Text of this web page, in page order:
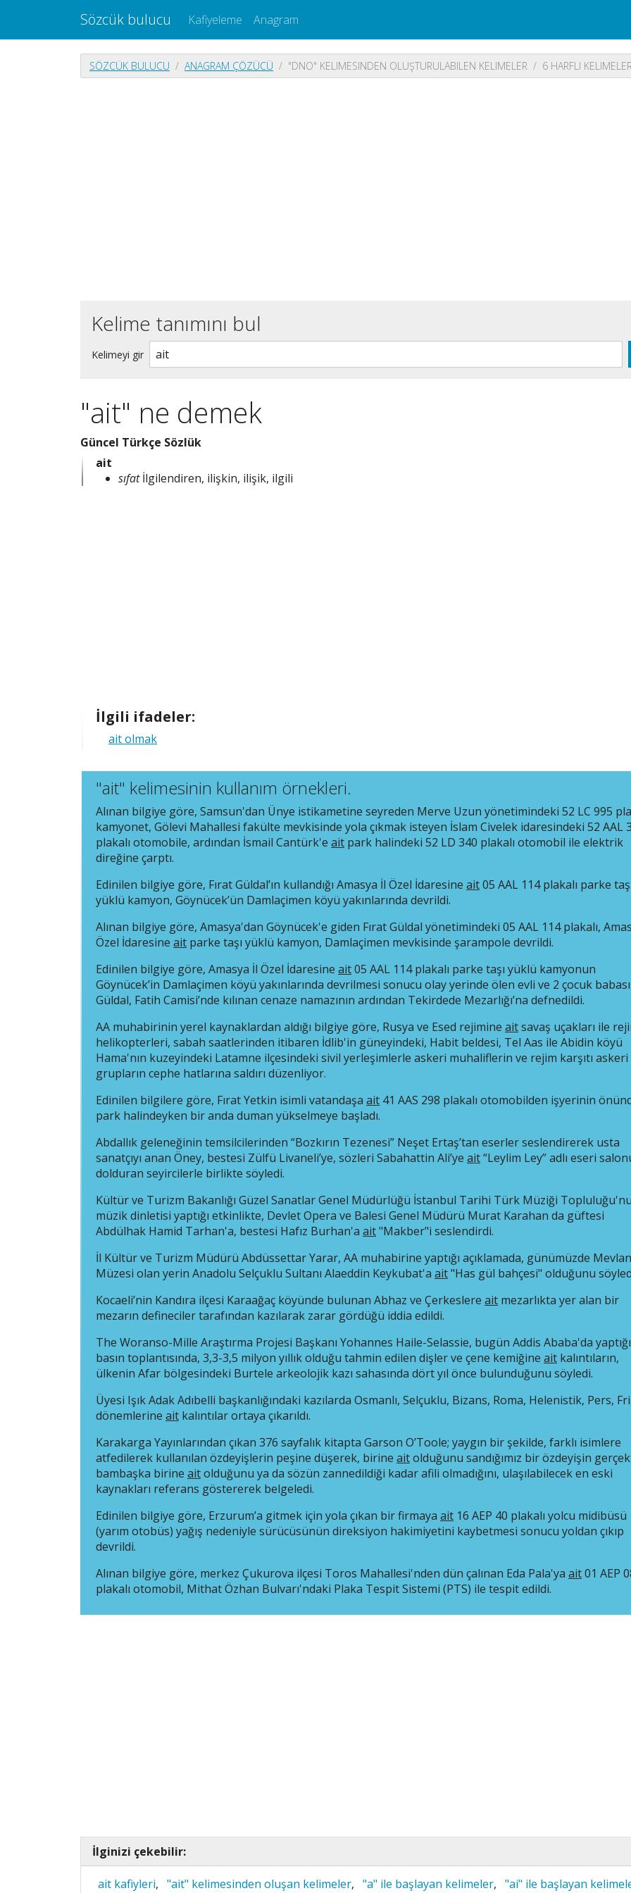
Sözcük bulucu Kafiyeleme Anagram
SÖZCÜK BULUCU ANAGRAM ÇÖZÜCÜ "DNO" KELIMESINDEN OLUŞTURULABILEN KELIMELER 6 HARFLI
Kelime tanımını bul
Kelimeyi gir
"ait" ne demek
Güncel Türkçe Sözlük
ait
sıfatİlgilendiren, ilişkin, ilişik, ilgili
İlgili ifadeler:
ait olmak
"ait" kelimesinin kullanım örnekleri.
Alınan bilgiye göre, Samsun'dan Ünye istikametine seyreden Merve Uzun yönetimindeki 52 LC 995
kamyonet, Gölevi Mahallesi fakülte mevkisinde yola çıkmak isteyen İslam Civelek idaresindeki 52 AAL
plakalı otomobile, ardından İsmail Cantürk'e ait park halindeki 52 LD 340 plakalı otomobil ile elektrik
direğine çarptı.
Edinilen bilgiye göre, Fırat Güldal’ın kullandığı Amasya İl Özel İdaresine ait05 AAL 114 plakalı parke
yüklü kamyon, Göynücek’ün Damlaçimen köyü yakınlarında devrildi.
Alınan bilgiye göre, Amasya'dan Göynücek'e giden Fırat Güldal yönetimindeki 05 AAL 114 plakalı,
Özel İdaresine ait parke taşı yüklü kamyon, Damlaçimen mevkisinde şarampole devrildi.
Edinilen bilgiye göre, Amasya İl Özel İdaresine ait05 AAL 114 plakalı parke taşı yüklü kamyonun
Göynücek’in Damlaçimen köyü yakınlarında devrilmesi sonucu olay yerinde ölen evli ve 2 çocuk babası
Güldal, Fatih Camisi’nde kılınan cenaze namazının ardından Tekirdede Mezarlığı’na defnedildi.
AA muhabirinin yerel kaynaklardan aldığı bilgiye göre, Rusya ve Esed rejimine aitsavaş uçakları ile
helikopterleri, sabah saatlerinden itibaren İdlib'in güneyindeki, Habit beldesi, Tel Aas ile Abidin köyü
Hama'nın kuzeyindeki Latamne ilçesindeki sivil yerleşimlerle askeri muhaliflerin ve rejim karşıtı askeri
grupların cephe hatlarına saldırı düzenliyor.
Edinilen bilgilere göre, Fırat Yetkin isimli vatandaşa ait 41 AAS 298 plakalı otomobilden işyerinin
park halindeyken bir anda duman yükselmeye başladı.
Abdallık geleneğinin temsilcilerinden “Bozkırın Tezenesi” Neşet Ertaş’tan eserler seslendirerek usta
sanatçıyı anan Öney, bestesi Zülfü Livaneli’ye, sözleri Sabahattin Ali’ye ait“Leylim Ley” adlı eseri
dolduran seyircilerle birlikte söyledi.
Kültür ve Turizm Bakanlığı Güzel Sanatlar Genel Müdürlüğü İstanbul Tarihi Türk Müziği
müzik dinletisi yaptığı etkinlikte, Devlet Opera ve Balesi Genel Müdürü Murat Karahan da güftesi
Abdülhak Hamid Tarhan'a, bestesi Hafız Burhan'a ait"Makber"i seslendirdi.
İl Kültür ve Turizm Müdürü Abdüssettar Yarar, AA muhabirine yaptığı açıklamada, günümüzde
Müzesi olan yerin Anadolu Selçuklu Sultanı Alaeddin Keykubat'a ait"Has gül bahçesi" olduğunu
Kocaeli’nin Kandıra ilçesi Karaağaç köyünde bulunan Abhaz ve Çerkeslere ait mezarlıkta yer alan bir
mezarın defineciler tarafından kazılarak zarar gördüğü iddia edildi.
The Woranso-Mille Araştırma Projesi Başkanı Yohannes Haile-Selassie, bugün Addis Ababa'da yaptığı
basın toplantısında, 3,3-3,5 milyon yıllık olduğu tahmin edilen dişler ve çene kemiğine ait kalıntıların,
ülkenin Afar bölgesindeki Burtele arkeolojik kazı sahasında dört yıl önce bulunduğunu söyledi.
Üyesi Işık Adak Adıbelli başkanlığındaki kazılarda Osmanlı, Selçuklu, Bizans, Roma, Helenistik, Pers,
dönemlerine ait kalıntılar ortaya çıkarıldı.
Karakarga Yayınlarından çıkan 376 sayfalık kitapta Garson O’Toole; yaygın bir şekilde, farklı isimlere
atfedilerek kullanılan özdeyişlerin peşine düşerek, birine aitolduğunu sandığımız bir özdeyişin
bambaşka birine aitolduğunu ya da sözün zannedildiği kadar afili olmadığını, ulaşılabilecek en eski
kaynakları referans göstererek belgeledi.
Edinilen bilgiye göre, Erzurum’a gitmek için yola çıkan bir firmaya ait 16 AEP 40 plakalı yolcu midibüsü
(yarım otobüs) yağış nedeniyle sürücüsünün direksiyon hakimiyetini kaybetmesi sonucu yoldan çıkıp
devrildi.
Alınan bilgiye göre, merkez Çukurova ilçesi Toros Mahallesi'nden dün çalınan Eda Pala'ya ait01 AEP
plakalı otomobil, Mithat Özhan Bulvarı'ndaki Plaka Tespit Sistemi (PTS) ile tespit edildi.
İlginizi çekebilir:
ait kafiyleri, "ait" kelimesinden oluşan kelimeler, "a" ile başlayan kelimeler, "ai" ile başlayan